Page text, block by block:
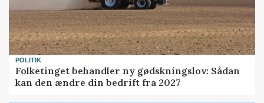
POLITIK
Folketinget behandler ny gødskningslov: Sådan
kan den ændre din bedrift fra 2027